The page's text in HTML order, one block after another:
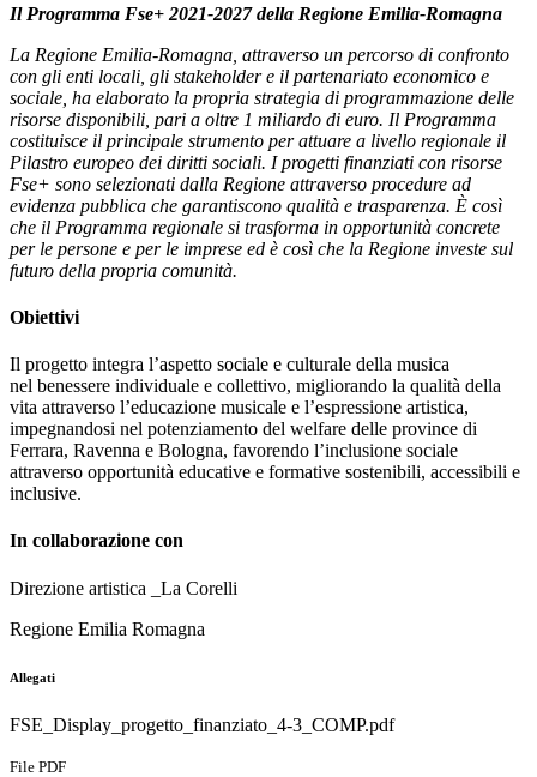
Il Programma Fse+ 2021-2027 della Regione Emilia-Romagna
La Regione Emilia-Romagna, attraverso un percorso di confronto
con gli enti locali, gli stakeholder e il partenariato economico e
sociale, ha elaborato la propria strategia di programmazione delle
risorse disponibili, pari a oltre 1 miliardo di euro. Il Programma
costituisce il principale strumento per attuare a livello regionale il
Pilastro europeo dei diritti sociali. I progetti finanziati con risorse
Fse+ sono selezionati dalla Regione attraverso procedure ad
evidenza pubblica che garantiscono qualità e trasparenza. È così
che il Programma regionale si trasforma in opportunità concrete
per le persone e per le imprese ed è così che la Regione investe sul
futuro della propria comunità.
Obiettivi
Il progetto integra l’aspetto sociale e culturale della musica
nel benessere individuale e collettivo, migliorando la qualità della
vita attraverso l’educazione musicale e l’espressione artistica,
impegnandosi nel potenziamento del welfare delle province di
Ferrara, Ravenna e Bologna, favorendo l’inclusione sociale
attraverso opportunità educative e formative sostenibili, accessibili e
inclusive.
In collaborazione con
Direzione artistica _La Corelli
Regione Emilia Romagna
Allegati
FSE_Display_progetto_finanziato_4-3_COMP.pdf
File PDF